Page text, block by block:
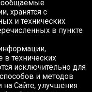
хранятся с
и технических
в пункте
технических
исключительно для
и методов
Сайте, улучшения